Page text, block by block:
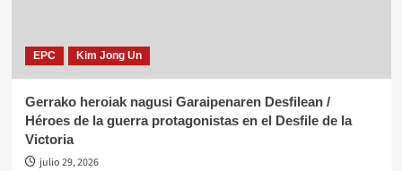
EPC Kim Jong Un
Gerrako heroiak nagusi Garaipenaren Desfilean /
Héroes de la guerra protagonistas en el Desfile de la
Victoria
julio 29, 2026